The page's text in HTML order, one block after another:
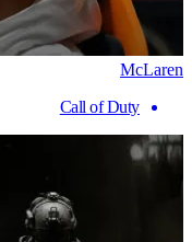
McLaren
Call of Duty